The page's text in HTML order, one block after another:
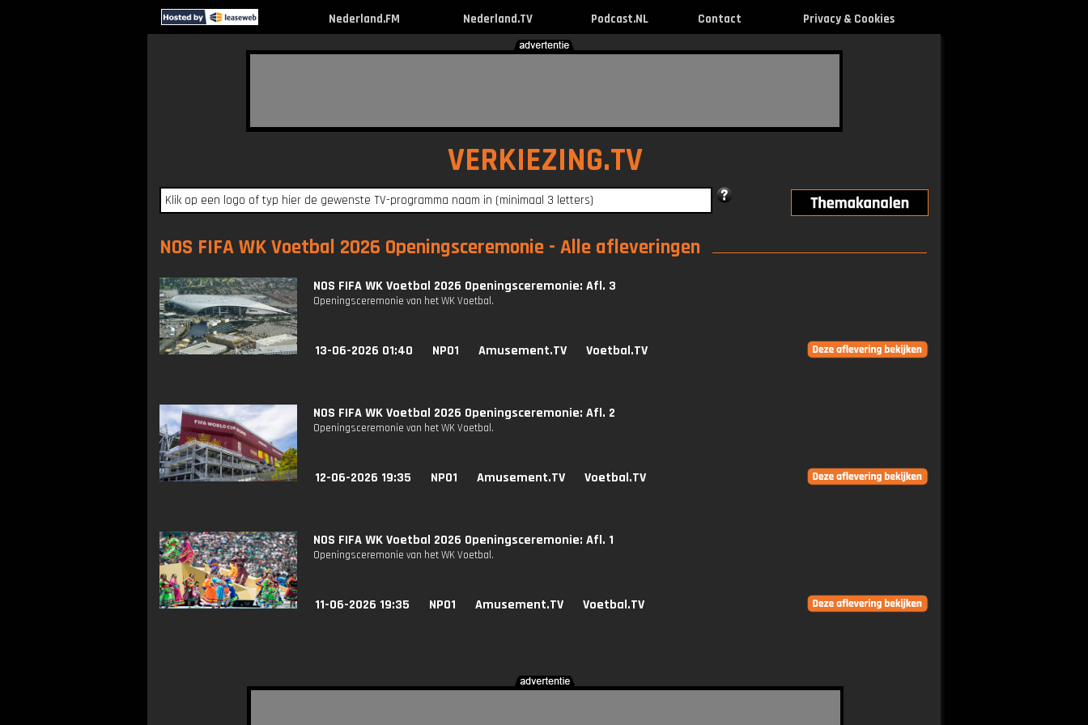
Nederland.FM Nederland.TV Podcast.NL Contact Privacy & Cookies
VERKIEZING.TV
NOS FIFA WK Voetbal 2026 Openingsceremonie - Alle afleveringen
NOS FIFA WK Voetbal 2026 Openingsceremonie: Afl. 3
Openingsceremonie van het WK Voetbal.
13-06-2026 01:40 NPO1 Amusement.TV Voetbal.TV
NOS FIFA WK Voetbal 2026 Openingsceremonie: Afl. 2
Openingsceremonie van het WK Voetbal.
12-06-2026 19:35 NPO1 Amusement.TV Voetbal.TV
NOS FIFA WK Voetbal 2026 Openingsceremonie: Afl. 1
Openingsceremonie van het WK Voetbal.
11-06-2026 19:35 NPO1 Amusement.TV Voetbal.TV